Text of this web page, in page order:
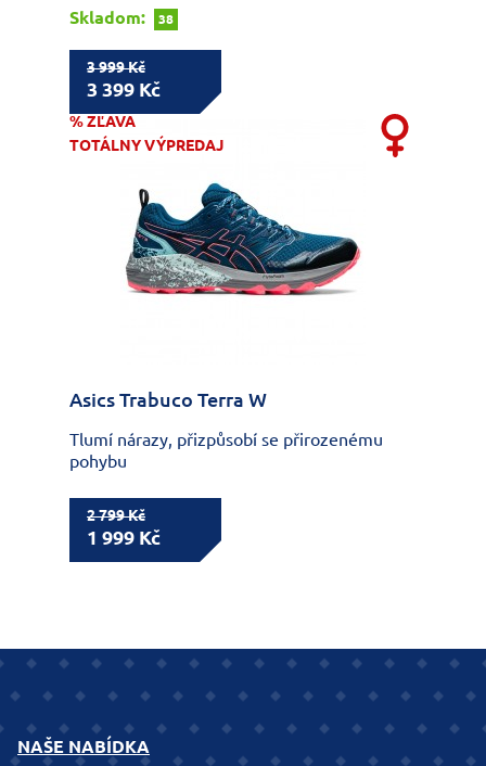
Skladom:
38
3 999 Kč
3 399 Kč
% ZĽAVA
TOTÁLNY VÝPREDAJ
Asics Trabuco Terra W
Tlumí nárazy, přizpůsobí se přirozenému
pohybu
2 799 Kč
1 999 Kč
NAŠE NABÍDKA